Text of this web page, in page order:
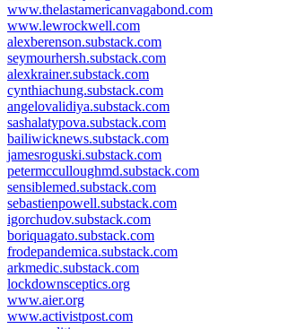
www.thelastamericanvagabond.com
www.lewrockwell.com
alexberenson.substack.com
seymourhersh.substack.com
alexkrainer.substack.com
cynthiachung.substack.com
angelovalidiya.substack.com
sashalatypova.substack.com
bailiwicknews.substack.com
jamesroguski.substack.com
petermcculloughmd.substack.com
sensiblemed.substack.com
sebastienpowell.substack.com
igorchudov.substack.com
boriquagato.substack.com
frodepandemica.substack.com
arkmedic.substack.com
lockdownsceptics.org
www.aier.org
www.activistpost.com